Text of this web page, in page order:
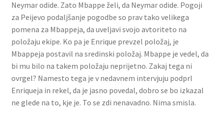
Neymar odide. Zato Mbappe želi, da Neymar odide. Pogoji
za Peijevo podaljšanje pogodbe so prav tako velikega
pomena za Mbappeja, da uveljavi svojo avtoriteto na
položaju ekipe. Ko pa je Enrique prevzel položaj, je
Mbappeja postavil na sredinski položaj. Mbappe je vedel, da
bi mu bilo na takem položaju neprijetno. Zakaj tega ni
ovrgel? Namesto tega je v nedavnem intervjuju podprl
Enriqueja in rekel, da je jasno povedal, dobro se bo izkazal
ne glede na to, kje je. To se zdi nenavadno. Nima smisla.